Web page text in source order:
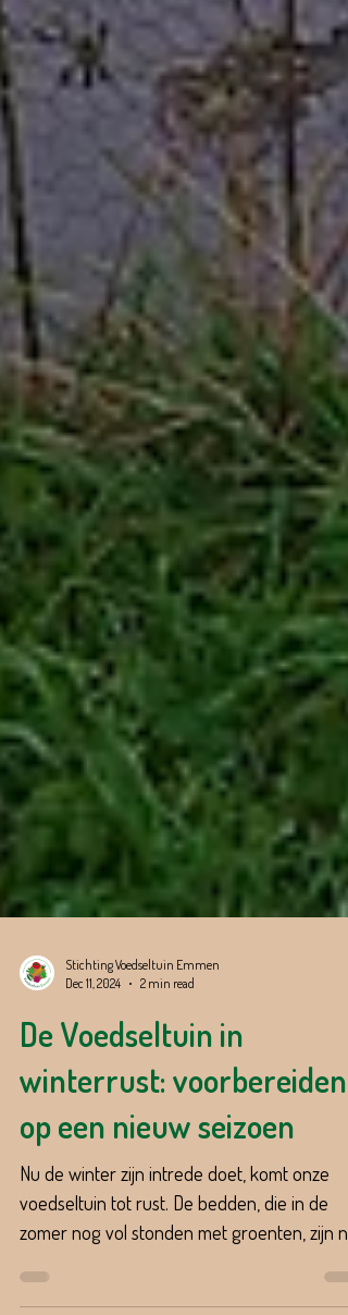
Stichting Voedseltuin Emmen
Dec 11, 2024
2 min read
De Voedseltuin in
winterrust: voorbereiden
op een nieuw seizoen
Nu de winter zijn intrede doet, komt onze